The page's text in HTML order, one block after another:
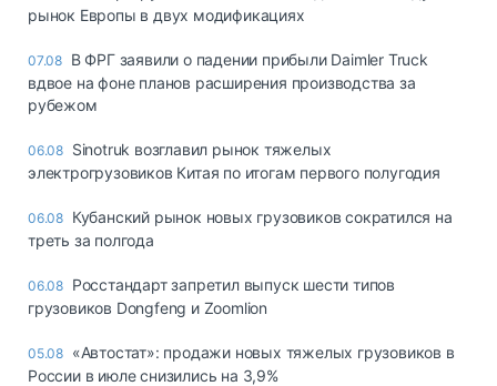
рынок Европы в двух модификациях
07.08 В ФРГ заявили о падении прибыли Daimler Truck
вдвое на фоне планов расширения производства за
рубежом
06.08 Sinotruk возглавил рынок тяжелых
электрогрузовиков Китая по итогам первого полугодия
06.08 Кубанский рынок новых грузовиков сократился на
треть за полгода
06.08 Росстандарт запретил выпуск шести типов
грузовиков Dongfeng и Zoomlion
05.08 «Автостат»: продажи новых тяжелых грузовиков в
России в июле снизились на 3,9%